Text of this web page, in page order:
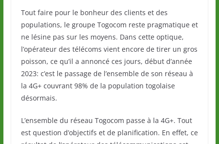
Tout faire pour le bonheur des clients et des
populations, le groupe Togocom reste pragmatique et
ne lésine pas sur les moyens. Dans cette optique,
l’opérateur des télécoms vient encore de tirer un gros
poisson, ce qu’il a annoncé ces jours, début d’année
2023: c’est le passage de l’ensemble de son réseau à
la 4G+ couvrant 98% de la population togolaise
désormais.
L’ensemble du réseau Togocom passe à la 4G+. Tout
est question d’objectifs et de planification. En effet, ce